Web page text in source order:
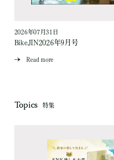
2026年07月31日
BikeJIN2026年9月号
Read more
Topics 特集